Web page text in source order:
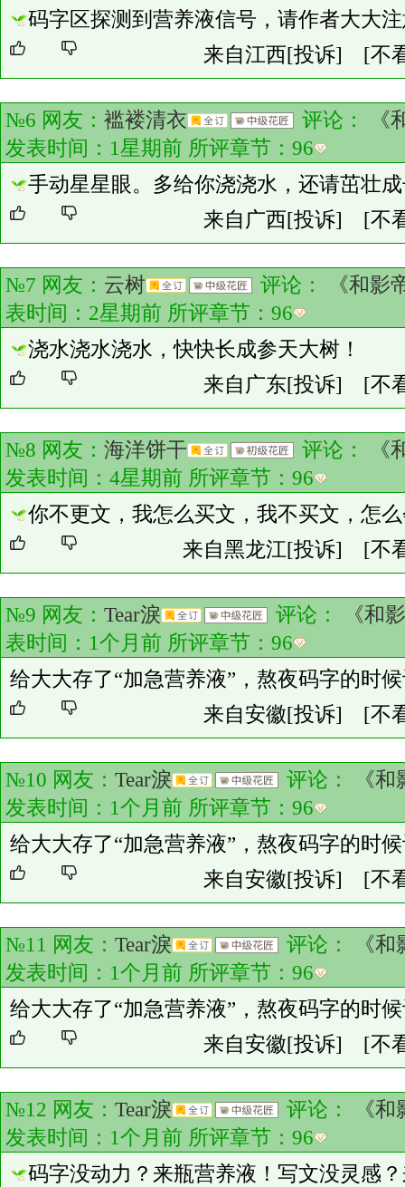
码字区探测到营养液信号，请作者大大
来自江西[投诉] [不
№6 网友： 褴褛清衣 评论：
《
发表时间：1星期前 所评章节： 96
手动星星眼。多给你浇浇水，还请茁壮
来自广西[投诉] [不
№7 网友： 云树 评论：
《和影
表时间：2星期前 所评章节： 96
浇水浇水浇水，快快长成参天大树！
来自广东[投诉] [不
№8 网友： 海洋饼干 评论：
《
发表时间：4星期前 所评章节： 96
你不更文，我怎么买文，我不买文，怎
来自黑龙江[投诉] [不
№9 网友： Tear淚 评论：
《和
表时间：1个月前 所评章节： 96
给大大存了“加急营养液”，熬夜码字的时
来自安徽[投诉] [不
№10 网友： Tear淚 评论：
《
发表时间：1个月前 所评章节： 96
给大大存了“加急营养液”，熬夜码字的时
来自安徽[投诉] [不
№11 网友： Tear淚 评论：
《
发表时间：1个月前 所评章节： 96
给大大存了“加急营养液”，熬夜码字的时
来自安徽[投诉] [不
№12 网友： Tear淚 评论：
《
发表时间：1个月前 所评章节： 96
码字没动力？来瓶营养液！写文没灵感